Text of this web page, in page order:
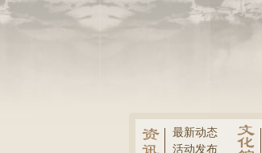
最新动态
活动发布